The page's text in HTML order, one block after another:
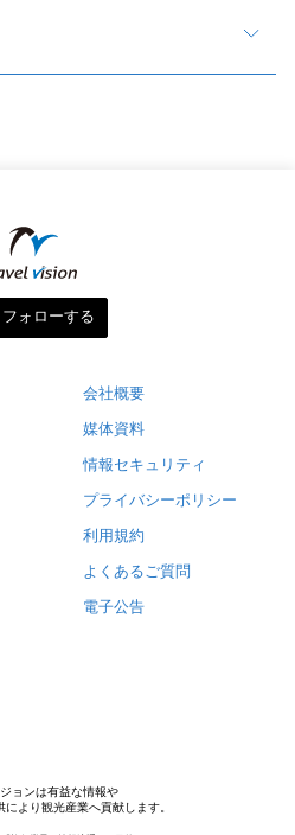
フォローする
会社概要
媒体資料
情報セキュリティ
プライバシーポリシー
利用規約
よくあるご質問
電子公告
ョンは有益な情報や
より観光産業へ貢献します。